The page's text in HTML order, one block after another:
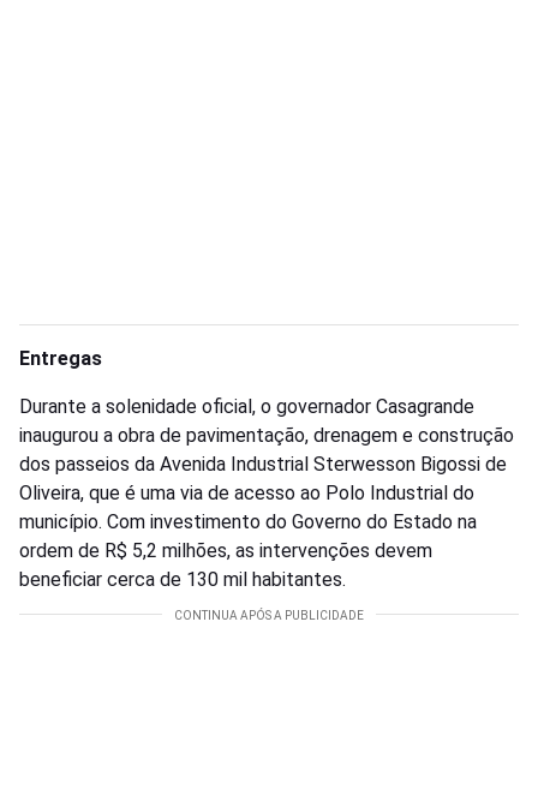
Entregas
Durante a solenidade oficial, o governador Casagrande
inaugurou a obra de pavimentação, drenagem e construção
dos passeios da Avenida Industrial Sterwesson Bigossi de
Oliveira, que é uma via de acesso ao Polo Industrial do
município. Com investimento do Governo do Estado na
ordem de R$ 5,2 milhões, as intervenções devem
beneficiar cerca de 130 mil habitantes.